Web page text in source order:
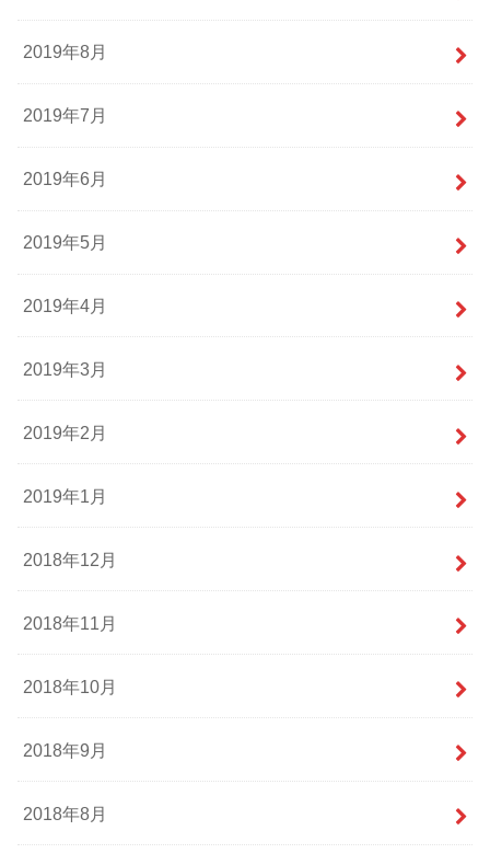
2019年8月
2019年7月
2019年6月
2019年5月
2019年4月
2019年3月
2019年2月
2019年1月
2018年12月
2018年11月
2018年10月
2018年9月
2018年8月